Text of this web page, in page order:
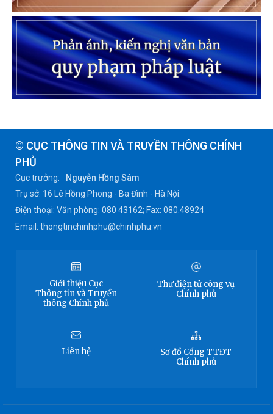
© CỤC THÔNG TIN VÀ TRUYỀN THÔNG CHÍNH
PHỦ
Cục trưởng:
Nguyễn Hồng Sâm
Trụ sở: 16 Lê Hồng Phong - Ba Đình - Hà Nội.
Điện thoại: Văn phòng: 080 43162; Fax: 080.48924
Email: thongtinchinhphu@chinhphu.vn
Giới thiệu Cục
Thông tinvà Truyền
thông Chính phủ
Thư điện tử công vụ
Chính phủ
Liên hệ Sơ đồ Cổng TTĐT
Chính phủ